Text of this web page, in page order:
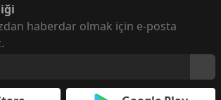
haberdar olmak için e-posta